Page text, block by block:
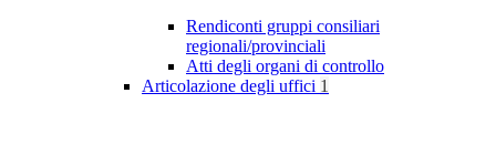
Rendiconti gruppi consiliari
regionali/provinciali
Atti degli organi di controllo
Articolazione degli uffici 1